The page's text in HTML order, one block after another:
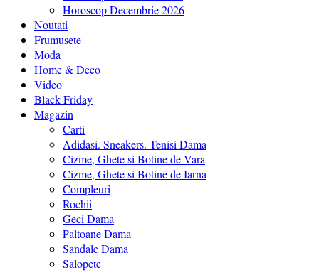
Horoscop Decembrie 2026
Noutati
Frumusete
Moda
Home & Deco
Video
Black Friday
Magazin
Carti
Adidasi. Sneakers. Tenisi Dama
Cizme, Ghete si Botine de Vara
Cizme, Ghete si Botine de Iarna
Compleuri
Rochii
Geci Dama
Paltoane Dama
Sandale Dama
Salopete